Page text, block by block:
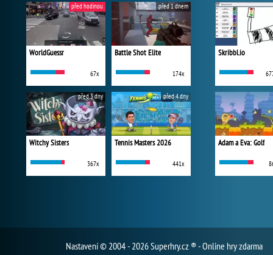
WorldGuessr
67x
před hodinou
Battle Shot Elite
174x
před 1 dnem
Witchy Sisters
367x
před 3 dny
Tennis Masters 2026
441x
před 4 dny
Skribbl.io
Adam a Eva: Golf
Nastavení© 2004 - 2026 Superhry.cz ® - Online hry zdarma